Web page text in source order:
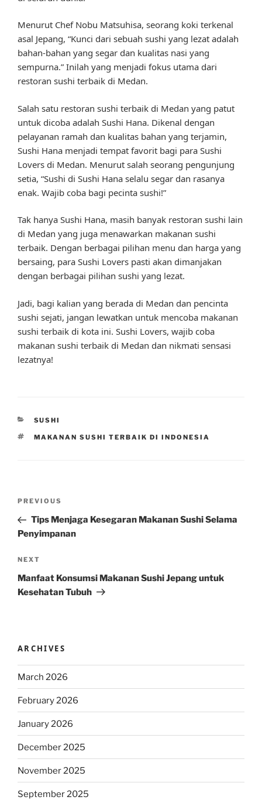
Menurut Chef Nobu Matsuhisa, seorang koki terkenal
asal Jepang, “Kunci dari sebuah sushi yang lezat adalah
bahan-bahan yang segar dan kualitas nasi yang
sempurna.” Inilah yang menjadi fokus utama dari
restoran sushi terbaik di Medan.
Salah satu restoran sushi terbaik di Medan yang patut
untuk dicoba adalah Sushi Hana. Dikenal dengan
pelayanan ramah dan kualitas bahan yang terjamin,
Sushi Hana menjadi tempat favorit bagi para Sushi
Lovers di Medan. Menurut salah seorang pengunjung
setia, “Sushi di Sushi Hana selalu segar dan rasanya
enak. Wajib coba bagi pecinta sushi!”
Tak hanya Sushi Hana, masih banyak restoran sushi lain
di Medan yang juga menawarkan makanan sushi
terbaik. Dengan berbagai pilihan menu dan harga yang
bersaing, para Sushi Lovers pasti akan dimanjakan
dengan berbagai pilihan sushi yang lezat.
Jadi, bagi kalian yang berada di Medan dan pencinta
sushi sejati, jangan lewatkan untuk mencoba makanan
sushi terbaik di kota ini. Sushi Lovers, wajib coba
makanan sushi terbaik di Medan dan nikmati sensasi
lezatnya!
CATEGORIES
SUSHI
TAGS
MAKANAN SUSHI TERBAIK DI INDONESIA
Previous
Post
PREVIOUS
Tips Menjaga Kesegaran Makanan Sushi Selama
Penyimpanan
Next
Post
NEXT
Manfaat Konsumsi Makanan Sushi Jepang untuk
Kesehatan Tubuh
ARCHIVES
March 2026
February 2026
January 2026
December 2025
November 2025
September 2025